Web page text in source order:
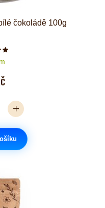
čokoládě 100g
hvězdiček je 5 z 5